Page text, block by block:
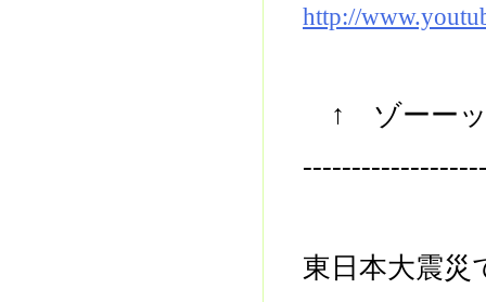
http://
↑ ゾーーッ
東日本大震災